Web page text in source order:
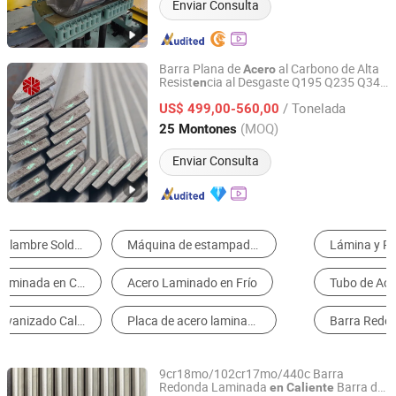
Enviar Consulta
Barra Plana deAcero al Carbono de Alta
Resistencia al Desgaste Q195 Q235 Q345
US$ 499,00-560,00 / Tonelada
25 Montones (MOQ)
Enviar Consulta
TIANJIN NANXIANG STEEL STRIP PROCESSING CO., LTD.
Tianjin, China Desde 2017
Lámina y Placa de Acero Rollo y Tira de Acero
Tubo de Acero Acero Inoxidable
Barra Redonda de Acero Viga H de Acero
9cr18mo/102cr17mo/440c Barra
Redonda Laminada en Caliente Barra de
Sichuan Super Metal Material Co., Ltd.